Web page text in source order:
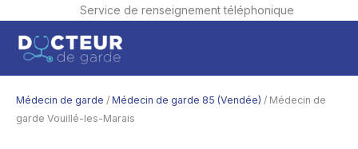
Service de renseignement téléphonique
contenu
Médecin de garde / Médecin de garde 85 (Vendée) / Médecin de
garde Vouillé-les-Marais